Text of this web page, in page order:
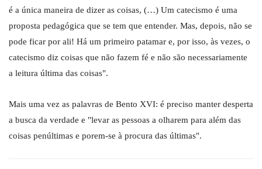
é a única maneira de dizer as coisas, (…) Um catecismo é uma
proposta pedagógica que se tem que entender. Mas, depois, não se
pode ficar por ali! Há um primeiro patamar e, por isso, às vezes, o
catecismo diz coisas que não fazem fé e não são necessariamente
a leitura última das coisas".
Mais uma vez as palavras de Bento XVI: é preciso manter desperta
a busca da verdade e "levar as pessoas a olharem para além das
coisas penúltimas e porem-se à procura das últimas".